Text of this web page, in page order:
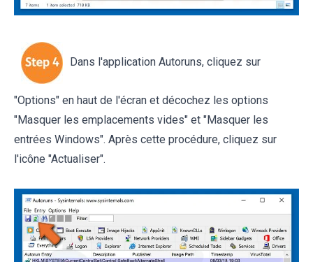
Dans l'application Autoruns, cliquez sur
"Options" en haut de l'écran et décochez les options
"Masquer les emplacements vides" et "Masquer les
entrées Windows". Après cette procédure, cliquez sur
l'icône "Actualiser".